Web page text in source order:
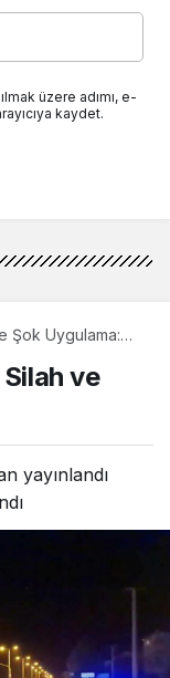
üzere adımı, e-
kaydet.
Şok Uygulama:
ve
yayınlandı